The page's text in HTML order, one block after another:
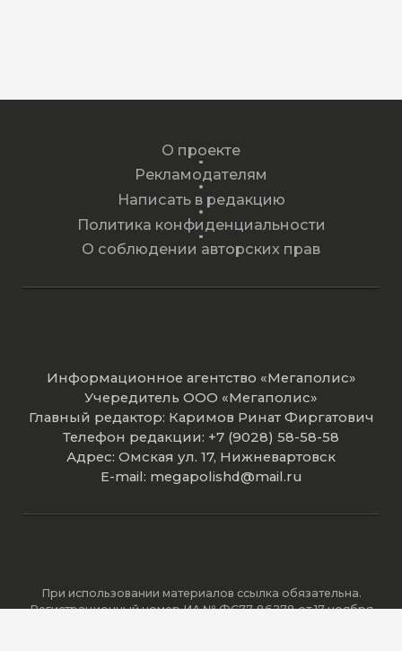
О проекте
Рекламодателям
Написать в редакцию
Политика конфиденциальности
О соблюдении авторских прав
Информационное агентство «Мегаполис»
Учередитель ООО «Мегаполис»
Главный редактор: Каримов Ринат Фиргатович
Телефон редакции: +7 (9028) 58-58-58
Адрес: Омская ул. 17, Нижневартовск
E-mail: megapolishd@mail.ru
При использовании материалов ссылка обязательна.
Регистрационный номер ИА № ФС77-86278 от 17 ноября